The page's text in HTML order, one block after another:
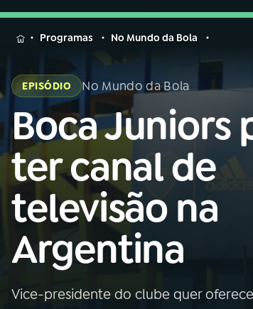
MENU
Buscar
na
Rádio
Nacional
AO VIVO
INÍCIO
02A RÁDIO
03PROGRAMAÇÃO
na
Rádio
Nacional
Programas No Mundo da Bola
EPISÓDIO No Mundo da Bola
Boca Juniors
ter canal de
televisão na
Argentina
Vice-presidente do clube quer